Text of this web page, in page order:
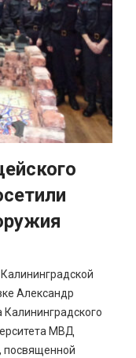
Александр
Калининградского
МВД
посвященной